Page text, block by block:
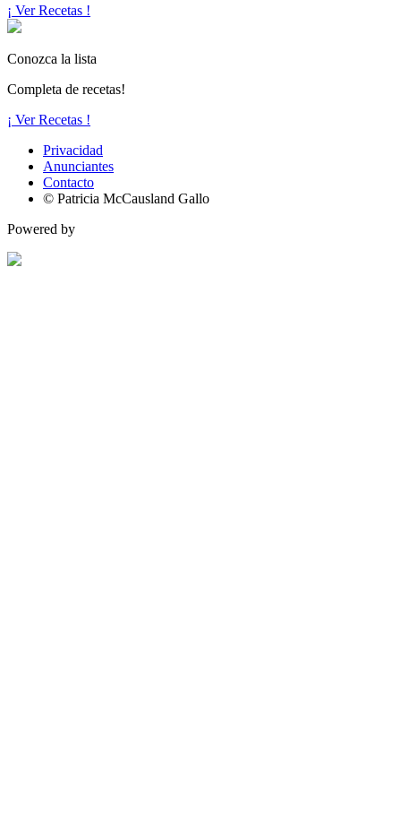
¡ Ver Recetas !
Conozca la lista
Completa de recetas!
¡ Ver Recetas !
Privacidad
Anunciantes
Contacto
© Patricia McCausland Gallo
Powered by